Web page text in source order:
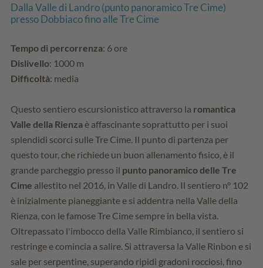
Dalla Valle di Landro (punto panoramico Tre Cime)
presso Dobbiaco fino alle Tre Cime
Tempo di percorrenza: 6 ore
Dislivello: 1000 m
Difficoltà: media
Questo sentiero escursionistico attraverso la romantica
Valle della Rienzaè affascinante soprattutto per i suoi
splendidi scorci sulle Tre Cime. Il punto di partenza per
questo tour, che richiede un buon allenamento fisico, è il
grande parcheggio presso il punto panoramico delle Tre
Cime allestito nel 2016, in Valle di Landro. Il sentiero n° 102
è inizialmente pianeggiante e si addentra nella Valle della
Rienza, con le famose Tre Cime sempre in bella vista.
Oltrepassato l'imbocco della Valle Rimbianco, il sentiero si
restringe e comincia a salire. Si attraversa la Valle Rinbon e si
sale per serpentine, superando ripidi gradoni rocciosi, fino